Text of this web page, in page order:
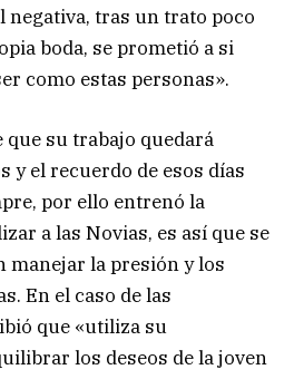
negativa, tras un trato poco
boda, se prometió a si
como estas personas».
que su trabajo quedará
y el recuerdo de esos días
por ello entrenó la
a las Novias, es así que se
manejar la presión y los
En el caso de las
que «utiliza su
los deseos de la joven